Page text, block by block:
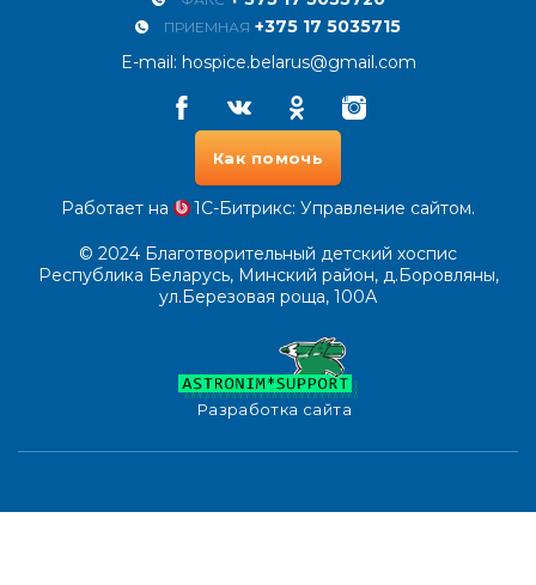
ПРИЕМНАЯ +375 17 5035715
E-mail: hospice.belarus@gmail.com
FacebookVkontakteOdnoklassnikiInstagram
Как помочь
Работает на 1С-Битрикс: Управление сайтом.
© 2024 Благотворительный детский хоспис
Республика Беларусь, Минский район, д.Боровляны,
ул.Березовая роща, 100А
Разработка сайта